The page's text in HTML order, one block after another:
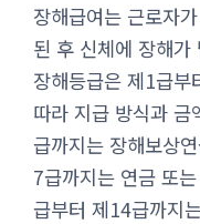
장해급여는 근로자
된 후 신체에 장해가
장해등급은 제1급
따라 지급 방식과
급까지는 장해보상
7급까지는 연금 또
급부터 제14급까지